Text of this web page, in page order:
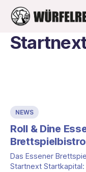
NEWS
Roll & Dine
Brettspielbistro
Das Essener
Startnext